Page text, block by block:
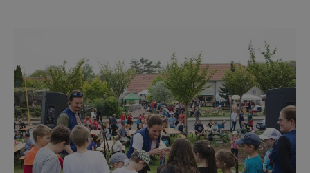
toho nejlepšího, co aktuální vinařská sezóna
nabízí. Návštěvníci budou mít